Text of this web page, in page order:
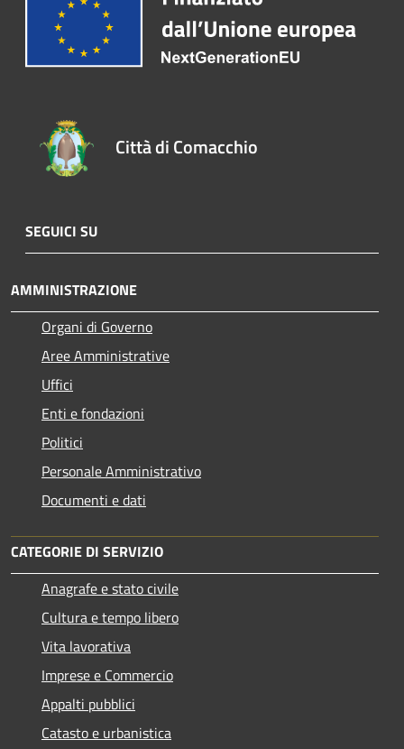
Città di Comacchio
SEGUICI SU
AMMINISTRAZIONE
Organi di Governo
Aree Amministrative
Uffici
Enti e fondazioni
Politici
Personale Amministrativo
Documenti e dati
CATEGORIE DI SERVIZIO
Anagrafe e stato civile
Cultura e tempo libero
Vita lavorativa
Imprese e Commercio
Appalti pubblici
Catasto e urbanistica